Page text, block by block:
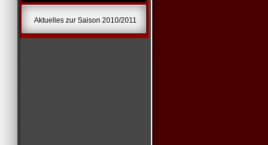
Aktuelles zur Saison 2010/2011